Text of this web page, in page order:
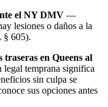
el NY DMV —
lesiones o daños a la
§ 605).
traseras en Queens al
temprana significa
sin culpa se
sus opciones antes